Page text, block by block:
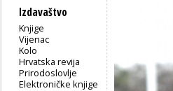
Izdavaštvo
Knjige
Vijenac
Kolo
Hrvatska revija
Prirodoslovlje
Elektroničke knjige